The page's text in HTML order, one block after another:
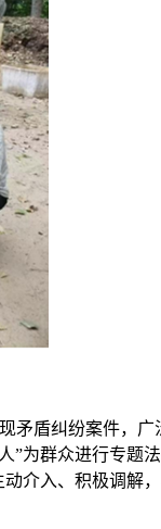
矛盾纠纷案件，
”为群众进行专题
介入、积极调解